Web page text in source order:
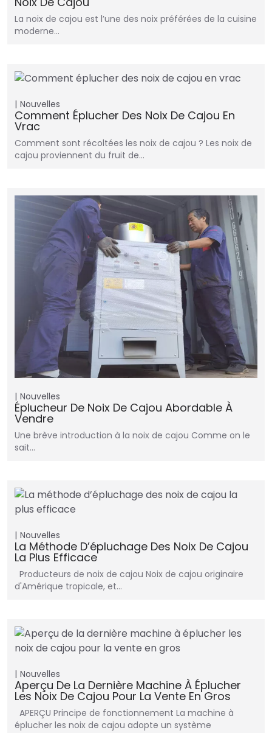
La noix de cajou est l’une des noix préférées de la cuisine
moderne…
Nouvelles
Comment Éplucher Des Noix De Cajou En
Vrac
Comment sont récoltées les noix de cajou ? Les noix de
cajou proviennent du fruit de…
Nouvelles
Éplucheur De Noix De Cajou Abordable À
Vendre
Une brève introduction à la noix de cajou Comme on le
sait…
Nouvelles
La Méthode D’épluchage Des Noix De Cajou
La Plus Efficace
Producteurs de noix de cajou Noix de cajou originaire
d'Amérique tropicale, et…
Nouvelles
Aperçu De La Dernière Machine À Éplucher
Les Noix De Cajou Pour La Vente En Gros
APERÇU Principe de fonctionnement La machine à
éplucher les noix de cajou adopte un système